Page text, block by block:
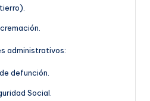
administrativos:
defunción.
Social.